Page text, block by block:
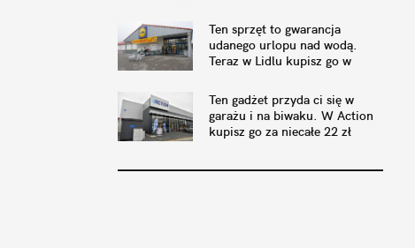
Ten sprzęt to gwarancja
udanego urlopu nad wodą.
Teraz w Lidlu kupisz go w
Ten gadżet przyda ci się w
garażu i na biwaku. W Action
kupisz go za niecałe 22 zł